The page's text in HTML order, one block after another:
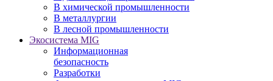
В химической промышленности
В металлургии
В лесной промышленности
Экосистема MIG
Информационная
безопасность
Разработки